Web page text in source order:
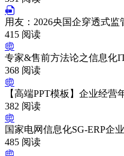
用友：2026央国企穿透式监
415 阅读
专家&售前方法论之信息化
368 阅读
【高端PPT模板】企业经
382 阅读
国家电网信息化SG-ERP企
485 阅读